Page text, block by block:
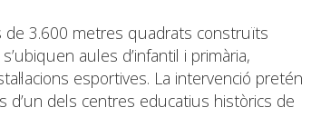
de 3.600 metres quadrats construïts
aules d’infantil i primària,
esportives. La intervenció pretén
d’un dels centres educatius històrics de